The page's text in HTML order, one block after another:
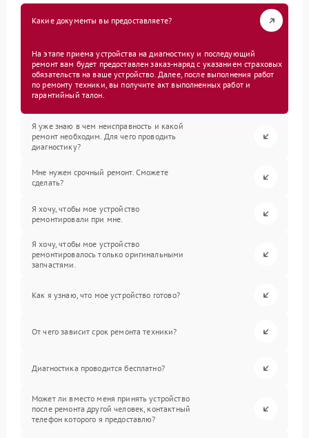
Какие документы вы предоставляете?
На этапе приема устройства на диагностику и последующий
ремонт вам будет предоставлен заказ-наряд с указанием страховых
обязательств на ваше устройство. Далее, после выполнения работ
по ремонту техники, вы получите акт выполненных работ и
гарантийный талон.
Я уже знаю в чем неисправность и какой
ремонт необходим. Для чего проводить
диагностику?
Мне нужен срочный ремонт. Сможете
сделать?
Я хочу, чтобы мое устройство
ремонтировали при мне.
Я хочу, чтобы мое устройство
ремонтировалось только оригинальными
запчастями.
Как я узнаю, что мое устройство готово?
От чего зависит срок ремонта техники?
Диагностика проводится бесплатно?
Может ли вместо меня принять устройство
после ремонта другой человек, контактный
телефон которого я предоставлю?